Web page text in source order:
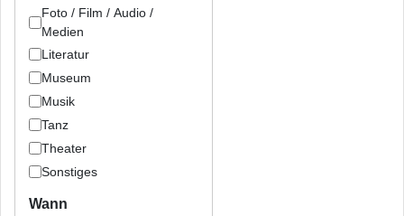
Foto / Film / Audio /
Medien
Literatur
Museum
Musik
Tanz
Theater
Sonstiges
Wann